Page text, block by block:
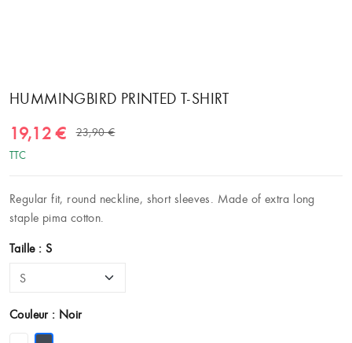
HUMMINGBIRD PRINTED T-SHIRT
19,12 €
23,90 €
TTC
Regular fit, round neckline, short sleeves. Made of extra long
staple pima cotton.
Taille : S
Couleur : Noir